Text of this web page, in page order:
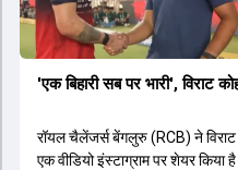
'एक बिहारी सब पर भारी', विराट
रॉयल चैलेंजर्स बेंगलुरु (RCB) ने
एक वीडियो इंस्टाग्राम पर शेयर किया